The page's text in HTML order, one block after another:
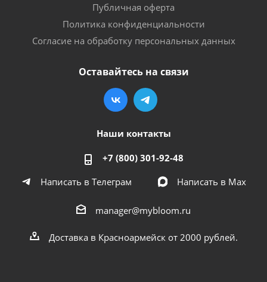
Публичная оферта
Политика конфиденциальности
Согласие на обработку персональных данных
Оставайтесь на связи
Наши контакты
+7 (800) 301-92-48
Написать в Телеграм
Написать в Мах
manager@mybloom.ru
Доставка в Красноармейск от 2000 рублей.